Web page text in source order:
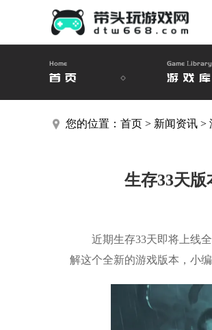
Home
首页
Game Library
游戏库
您的位置： 首页 > 新闻资讯 >
生存33天
近期生存33天即将上线全
解这个全新的游戏版本，小